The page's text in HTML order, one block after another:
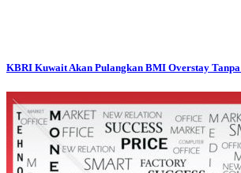
KBRI Kuwait Akan Pulangkan BMI Overstay